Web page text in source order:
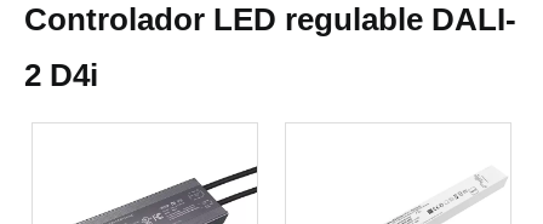
Controlador LED regulable DALI-
2 D4i